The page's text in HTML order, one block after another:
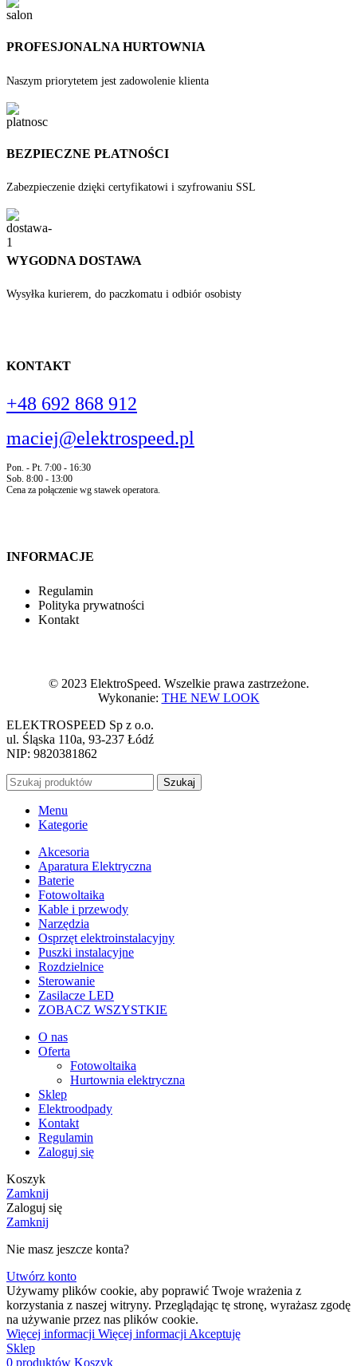
PROFESJONALNA HURTOWNIA
Naszym priorytetem jest zadowolenie klienta
BEZPIECZNE PŁATNOŚCI
Zabezpieczenie dzięki certyfikatowi i szyfrowaniu SSL
WYGODNA DOSTAWA
Wysyłka kurierem, do paczkomatu i odbiór osobisty
KONTAKT
+48 692 868 912
maciej@elektrospeed.pl
Pon. - Pt. 7:00 - 16:30
Sob. 8:00 - 13:00
Cena za połączenie wg stawek operatora.
INFORMACJE
Regulamin
Polityka prywatności
Kontakt
© 2023 ElektroSpeed. Wszelkie prawa zastrzeżone.
Wykonanie: THE NEW LOOK
ELEKTROSPEED Sp z o.o.
ul. Śląska 110a, 93-237 Łódź
NIP: 9820381862
Szukaj
Menu
Kategorie
Akcesoria
Aparatura Elektryczna
Baterie
Fotowoltaika
Kable i przewody
Narzędzia
Osprzęt elektroinstalacyjny
Puszki instalacyjne
Rozdzielnice
Sterowanie
Zasilacze LED
ZOBACZ WSZYSTKIE
O nas
Oferta
Fotowoltaika
Hurtownia elektryczna
Sklep
Elektroodpady
Kontakt
Regulamin
Zaloguj się
Koszyk
Zamknij
Zaloguj się
Zamknij
Nie masz jeszcze konta?
Utwórz konto
Używamy plików cookie, aby poprawić Twoje wrażenia z
korzystania z naszej witryny. Przeglądając tę stronę, wyrażasz zgodę
na używanie przez nas plików cookie.
Więcej informacji Więcej informacji Akceptuję
Sklep
0 produktów Koszyk